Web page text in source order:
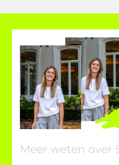
Meer weten over